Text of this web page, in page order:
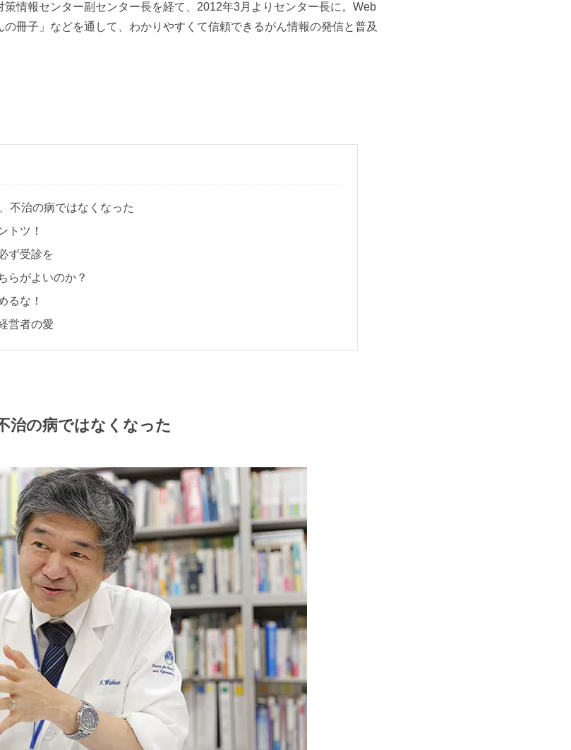
情報センター副センター長を経て、2012年3月よりセンター長に。Web
の冊子」などを通して、わかりやすくて信頼できるがん情報の発信と普及
不治の病ではなくなった
トツ！
ず受診を
らがよいのか？
るな！
営者の愛
治の病ではなくなった